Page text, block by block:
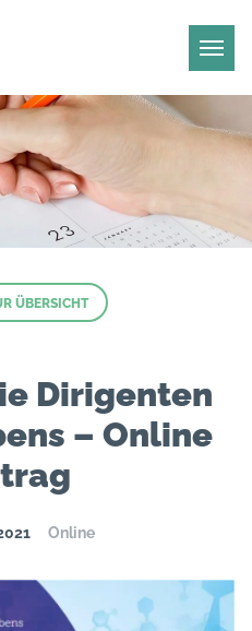
ÜBERSICHT
Dirigenten
– Online
Online